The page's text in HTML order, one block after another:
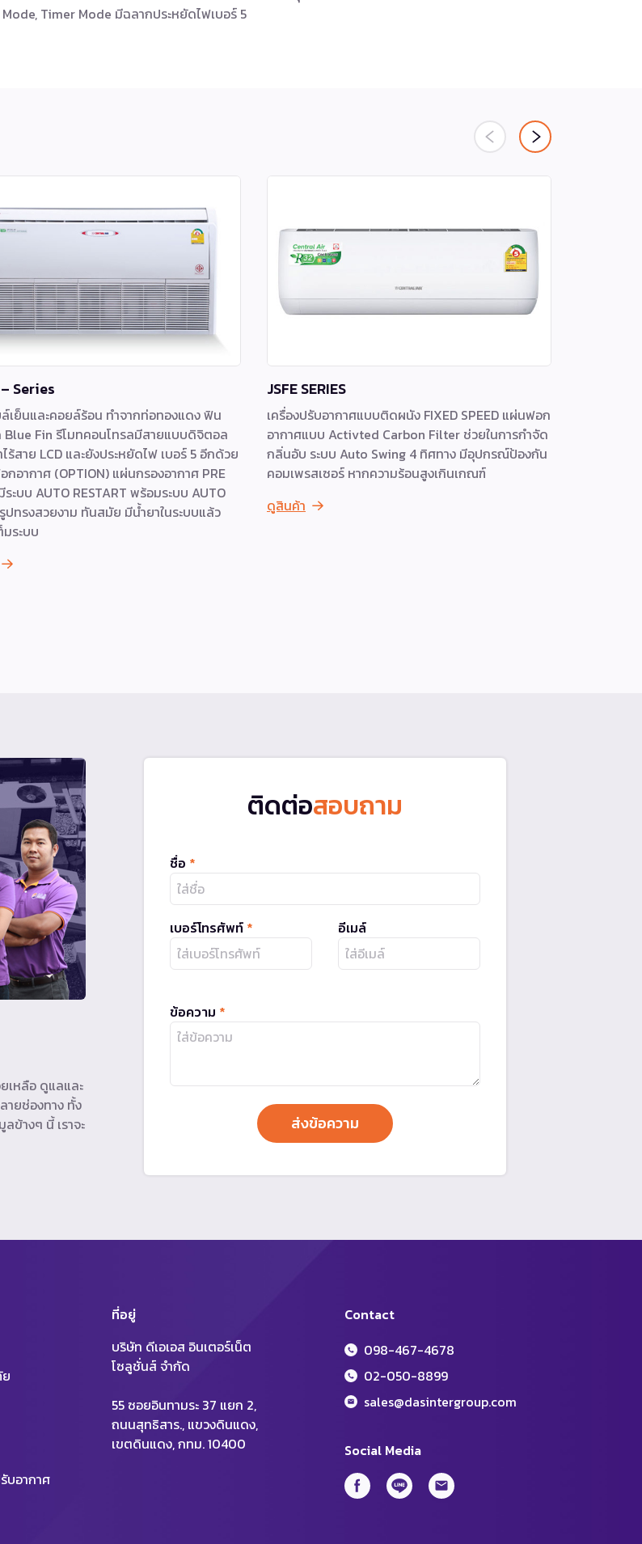
Timer Mode มีฉลากประหยัดไฟเบอร์ 5
Series
เย็นและคอยล์ร้อน ทําจากท่อทองแดง ฟิน
Blue Fin รีโมทคอนโทรลมีสายแบบดิจิตอล
ไร้สาย LCD และยังประหยัดไฟ เบอร์ 5 อีกด้วย
กอากาศ (OPTION) แผ่นกรองอากาศ PRE
ระบบ AUTO RESTART พร้อมระบบ AUTO
ปทรงสวยงาม ทันสมัย มีน้ำยาในระบบแล้ว
มระบบ
JSFE SERIES
เครื่องปรับอากาศแบบติดผนัง FIXED SPEED แผ่นฟอก
อากาศแบบ Activted Carbon Filter ช่วยในการกำจัด
กลิ่นอับ ระบบ Auto Swing 4 ทิศทาง มีอุปกรณ์ป้องกัน
คอมเพรสเซอร์ หากความร้อนสูงเกินเกณฑ์
ดูสินค้า
ติดต่อสอบถาม
ชื่อ *
เบอร์โทรศัพท์ * อีเมล์
ข้อความ *
เหลือ ดูแลและ
ยช่องทาง ทั้ง
ข้างๆ นี้ เราจะ
บอากาศ
Social Media
Contact
098-467-4678
02-050-8899
sales@dasintergroup.com
ที่อยู่
บริษัท ดีเอเอส อินเตอร์เน็ต
โซลูชั่นส์ จำกัด
55 ซอยอินทามระ 37 แยก 2,
ถนนสุทธิสาร., แขวงดินแดง,
เขตดินแดง, กทม. 10400